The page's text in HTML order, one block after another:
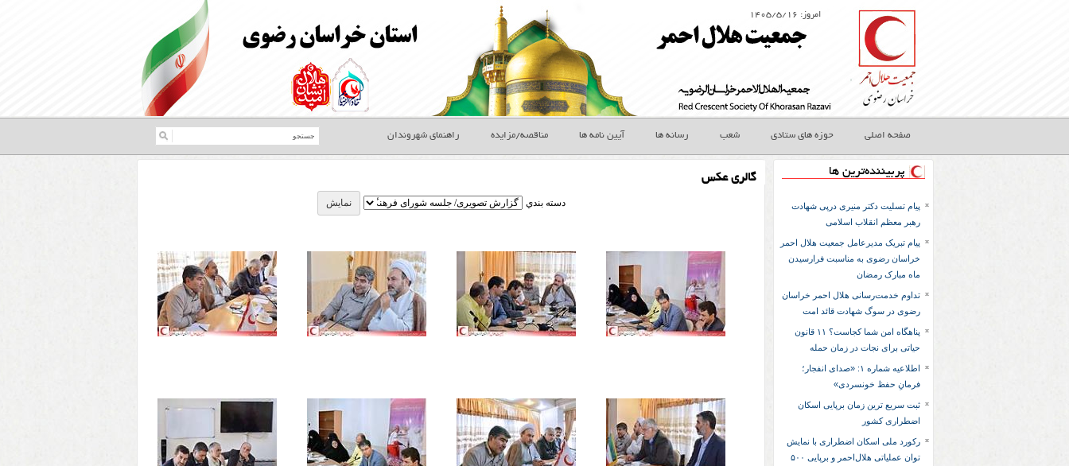
امروز: ۱۴۰۵/۵/۱۶
صفحه اصلی حوزه های ستادی شعب رسانه ها آیین نامه ها مناقصه/مزایده راهنمای شهروندان
پربیننده‌ترین ها
پیام تسلیت دکتر منیری درپی شهادت
رهبر معظم انقلاب اسلامی
پیام تبریک مدیرعامل جمعیت هلال احمر
خراسان رضوی به مناسبت فرارسیدن
ماه مبارک رمضان
تداوم خدمت‌رسانی هلال احمر خراسان
رضوی در سوگ شهادت قائد امت
پناهگاه امن شما کجاست؟ ۱۱ قانون
حیاتی برای نجات در زمان حمله
اطلاعیه شماره ۱: «صدای انفجار؛
فرمانِ حفظ خونسردی»
ثبت سریع‌ ترین زمان برپایی اسکان
اضطراری کشور
رکورد ملی اسکان اضطراری با نمایش
توان عملیاتی هلال‌احمر و برپایی ۵۰۰
گالری عکس
دسته بندي